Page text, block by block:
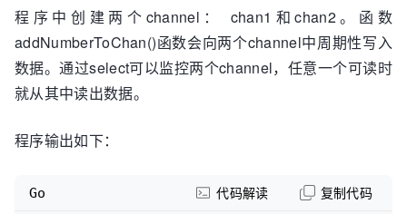
        time.Sleep(
1 * time.Second)
    }
}
func main() {
var chan2 =
addNumberToChan(chan2)
程序中创建两个channel： chan1和chan2。函数
addNumberToChan()函数会向两个channel中周期性写入
数据。通过select可以监控两个channel，任意一个可读时
就从其中读出数据。
程序输出如下：
Go 代码解读 复制代码